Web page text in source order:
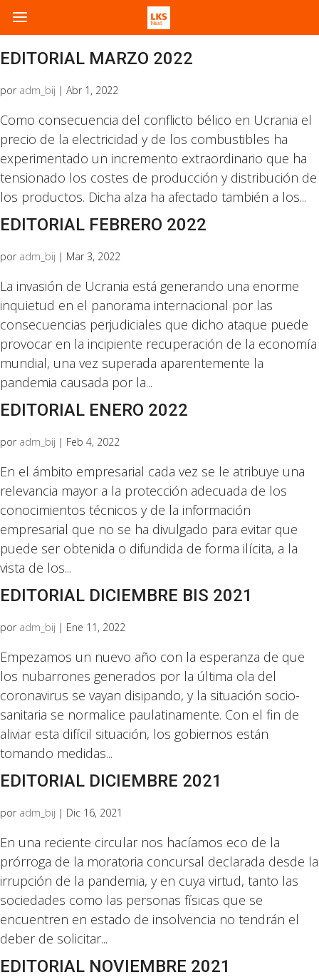
EDITORIAL MARZO 2022
por adm_bij | Abr 1, 2022
Como consecuencia del conflicto bélico en Ucrania el
precio de la electricidad y de los combustibles ha
experimentado un incremento extraordinario que ha
tensionado los costes de producción y distribución de
los productos. Dicha alza ha afectado también a los...
EDITORIAL FEBRERO 2022
por adm_bij | Mar 3, 2022
La invasión de Ucrania está generando una enorme
inquietud en el panorama internacional por las
consecuencias perjudiciales que dicho ataque puede
provocar en la incipiente recuperación de la economía
mundial, una vez superada aparentemente la
pandemia causada por la...
EDITORIAL ENERO 2022
por adm_bij | Feb 4, 2022
En el ámbito empresarial cada vez se le atribuye una
relevancia mayor a la protección adecuada de los
conocimientos técnicos y de la información
empresarial que no se ha divulgado para evitar que
puede ser obtenida o difundida de forma ilícita, a la
vista de los...
EDITORIAL DICIEMBRE BIS 2021
por adm_bij | Ene 11, 2022
Empezamos un nuevo año con la esperanza de que
los nubarrones generados por la última ola del
coronavirus se vayan disipando, y la situación socio-
sanitaria se normalice paulatinamente. Con el fin de
aliviar esta difícil situación, los gobiernos están
tomando medidas...
EDITORIAL DICIEMBRE 2021
por adm_bij | Dic 16, 2021
En una reciente circular nos hacíamos eco de la
prórroga de la moratoria concursal declarada desde la
irrupción de la pandemia, y en cuya virtud, tanto las
sociedades como las personas físicas que se
encuentren en estado de insolvencia no tendrán el
deber de solicitar...
EDITORIAL NOVIEMBRE 2021